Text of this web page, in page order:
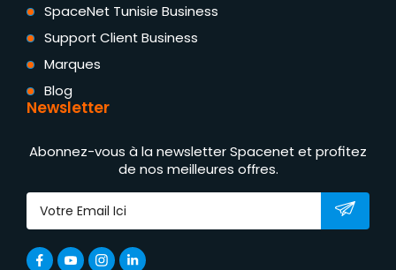
SpaceNet Tunisie Business
Support Client Business
Marques
Blog
Newsletter
Abonnez-vous à la newsletter Spacenet et profitez
de nos meilleures offres.